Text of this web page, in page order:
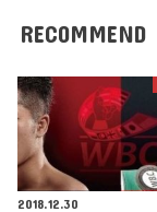
RECOMMEND
2018.12.30